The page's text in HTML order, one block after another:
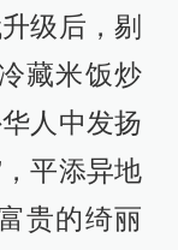
级后，剔
藏米饭炒
人中发扬
平添异地
贵的绮丽